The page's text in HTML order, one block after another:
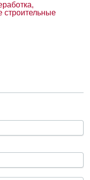
строительные